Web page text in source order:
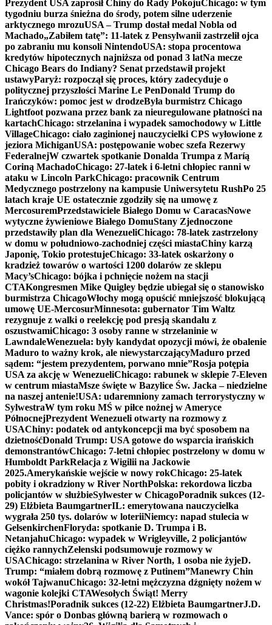
Prezydent USA zaprosił Chiny do Rady PokojuChicago: w tym
tygodniu burza śnieżna do środy, potem silne uderzenie
arktycznego mrozuUSA – Trump dostał medal Nobla od
Machado„Zabiłem tatę”: 11-latek z Pensylwanii zastrzelił ojca
po zabraniu mu konsoli NintendoUSA: stopa procentowa
kredytów hipotecznych najniższa od ponad 3 latNa mecze
Chicago Bears do Indiany? Senat przedstawił projekt
ustawyParyż: rozpoczął się proces, który zadecyduje o
politycznej przyszłości Marine Le PenDonald Trump do
Irańczyków: pomoc jest w drodzeByła burmistrz Chicago
Lightfoot pozwana przez bank za nieuregulowane płatności na
kartachChicago: strzelanina i wypadek samochodowy w Little
VillageChicago: ciało zaginionej nauczycielki CPS wyłowione z
jeziora MichiganUSA: postępowanie wobec szefa Rezerwy
FederalnejW czwartek spotkanie Donalda Trumpa z Maríą
Coriną MachadoChicago: 27-latek i 6-letni chłopiec ranni w
ataku w Lincoln ParkChicago: pracownik Centrum
Medycznego postrzelony na kampusie Uniwersytetu RushPo 25
latach kraje UE ostatecznie zgodziły się na umowę z
MercosuremPrzedstawiciele Białego Domu w CaracasNowe
wytyczne żywieniowe Białego DomuStany Zjednoczone
przedstawiły plan dla WenezueliChicago: 78-latek zastrzelony
w domu w południowo-zachodniej części miastaChiny karzą
Japonię, Tokio protestujeChicago: 33-latek oskarżony o
kradzież towarów o wartości 1200 dolarów ze sklepu
Macy’sChicago: bójka i pchnięcie nożem na stacji
CTAKongresmen Mike Quigley będzie ubiegał się o stanowisko
burmistrza ChicagoWłochy mogą opuścić mniejszość blokującą
umowę UE-MercosurMinnesota: gubernator Tim Waltz
rezygnuje z walki o reelekcję pod presją skandalu z
oszustwamiChicago: 3 osoby ranne w strzelaninie w
LawndaleWenezuela: były kandydat opozycji mówi, że obalenie
Maduro to ważny krok, ale niewystarczającyMaduro przed
sądem: “jestem prezydentem, porwano mnie”Rosja potępia
USA za akcję w WenezueliChicago: rabunek w sklepie 7-Eleven
w centrum miastaMsze święte w Bazylice Św. Jacka – niedzielne
na naszej antenie!USA: udaremniony zamach terrorystyczny w
SylwestraW tym roku MŚ w piłce nożnej w Ameryce
PółnocnejPrezydent Wenezueli otwarty na rozmowy z
USAChiny: podatek od antykoncepcji ma być sposobem na
dzietnośćDonald Trump: USA gotowe do wsparcia irańskich
demonstrantówChicago: 7-letni chłopiec postrzelony w domu w
Humboldt ParkRelacja z Wigilii na Jackowie
2025.Amerykańskie wejście w nowy rokChicago: 25-latek
pobity i okradziony w River NorthPolska: rekordowa liczba
policjantów w służbieSylwester w ChicagoPoradnik sukces (12-
29) Elżbieta BaumgartnerIL: emerytowana nauczycielka
wygrała 250 tys. dolarów w loteriiNiemcy: napad stulecia w
GelsenkirchenFloryda: spotkanie D. Trumpa i B.
NetanjahuChicago: wypadek w Wrigleyville, 2 policjantów
ciężko rannychZełenski podsumowuje rozmowy w
USAChicago: strzelanina w River North, 1 osoba nie żyjeD.
Trump: “miałem dobrą rozmowę z Putinem”Manewry Chin
wokół TajwanuChicago: 32-letni mężczyzna dźgnięty nożem w
wagonie kolejki CTAWesołych Świąt! Merry
Christmas!Poradnik sukces (12-22) Elżbieta BaumgartnerJ.D.
Vance: spór o Donbas główną barierą w rozmowach o